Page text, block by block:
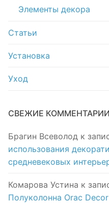
Элементы декора
Статьи
Установка
Уход
СВЕЖИЕ КОММЕНТАРИИ
Брагин Всеволод к
использования
средневековых
Комарова Устина к
Полуколонна Orac